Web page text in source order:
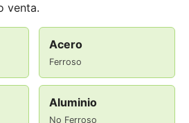
venta.
Acero
Ferroso
Aluminio
No Ferroso